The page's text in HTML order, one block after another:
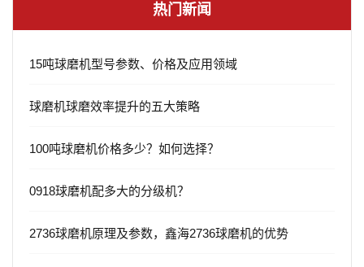
热门新闻
15吨球磨机型号参数、价格及应用领域
球磨机球磨效率提升的五大策略
100吨球磨机价格多少？如何选择？
0918球磨机配多大的分级机？
2736球磨机原理及参数，鑫海2736球磨机的优势